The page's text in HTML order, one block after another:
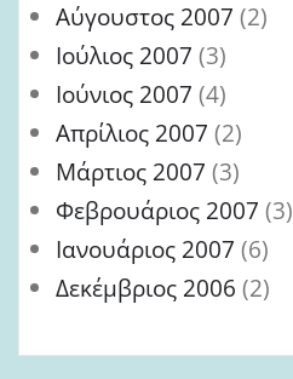
Αύγουστος 2007 (2)
Ιούλιος 2007 (3)
Ιούνιος 2007 (4)
Απρίλιος 2007 (2)
Μάρτιος 2007 (3)
Φεβρουάριος 2007 (3)
Ιανουάριος 2007 (6)
Δεκέμβριος 2006 (2)